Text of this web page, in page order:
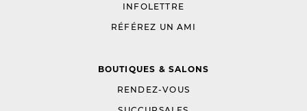
INFOLETTRE
RÉFÉREZ UN AMI
BOUTIQUES & SALONS
RENDEZ-VOUS